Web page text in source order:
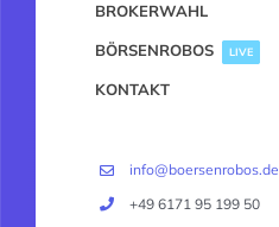
BROKERWAHL
BÖRSENROBOS LIVE
KONTAKT
info@boersenrobos.de
+49 6171 95 199 50